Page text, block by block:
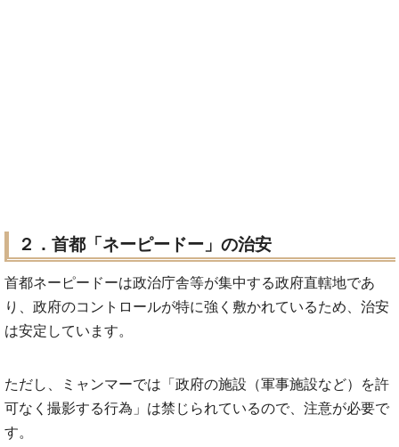
２．首都「ネーピードー」の治安
首都ネーピードーは政治庁舎等が集中する政府直轄地であ
り、政府のコントロールが特に強く敷かれているため、治安
は安定しています。
ただし、ミャンマーでは「政府の施設（軍事施設など）を許
可なく撮影する行為」は禁じられているので、注意が必要で
す。